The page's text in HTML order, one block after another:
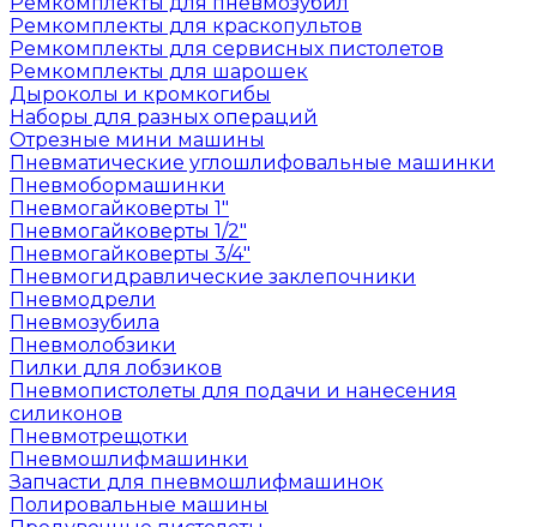
Ремкомплекты для краскопультов
Ремкомплекты для сервисных пистолетов
Ремкомплекты для шарошек
Дыроколы и кромкогибы
Наборы для разных операций
Отрезные мини машины
Пневматические углошлифовальные машинки
Пневмобормашинки
Пневмогайковерты 1"
Пневмогайковерты 1/2"
Пневмогайковерты 3/4"
Пневмогидравлические заклепочники
Пневмодрели
Пневмозубила
Пневмолобзики
Пилки для лобзиков
Пневмопистолеты для подачи и нанесения
силиконов
Пневмотрещотки
Пневмошлифмашинки
Запчасти для пневмошлифмашинок
Полировальные машины